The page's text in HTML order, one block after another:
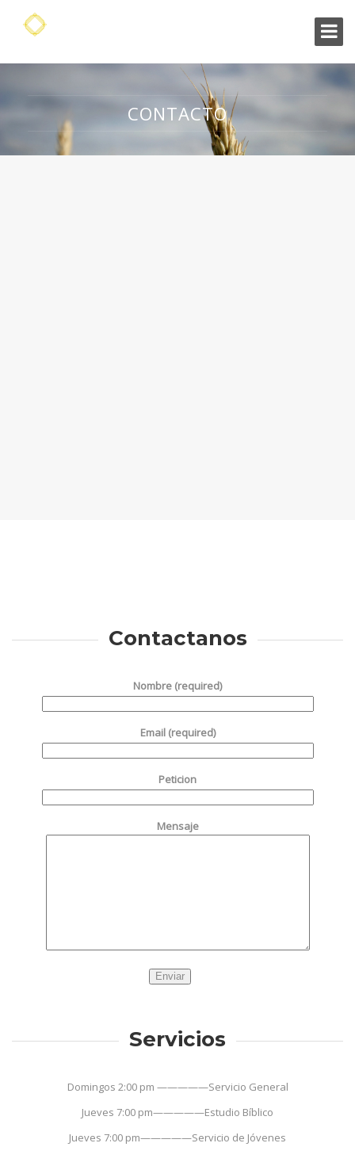
CONTACTO
Contactanos
Nombre (required)
Email (required)
Peticion
Mensaje
Servicios
Domingos 2:00 pm —————Servicio General
Jueves 7:00 pm—————Estudio Bíblico
Jueves 7:00 pm—————Servicio de Jóvenes